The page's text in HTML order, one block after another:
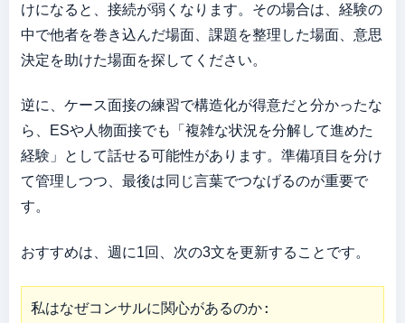
けになると、接続が弱くなります。その場合は、経験の
中で他者を巻き込んだ場面、課題を整理した場面、意思
決定を助けた場面を探してください。
逆に、ケース面接の練習で構造化が得意だと分かったな
ら、ESや人物面接でも「複雑な状況を分解して進めた
経験」として話せる可能性があります。準備項目を分け
て管理しつつ、最後は同じ言葉でつなげるのが重要で
す。
おすすめは、週に1回、次の3文を更新することです。
私はなぜコンサルに関心があるのか: